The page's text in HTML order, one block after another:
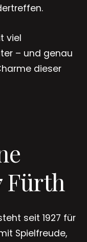
viel
– und genau
dieser
Fürth
seit 1927 für
Spielfreude,